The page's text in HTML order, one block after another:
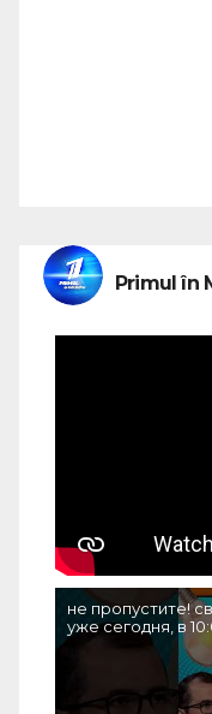
Primul în
не пропустите!
уже сегодня, в